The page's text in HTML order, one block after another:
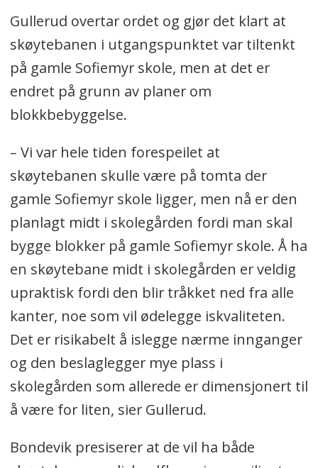
Gullerud overtar ordet og gjør det klart at
skøytebanen i utgangspunktet var tiltenkt
på gamle Sofiemyr skole, men at det er
endret på grunn av planer om
blokkbebyggelse.
– Vi var hele tiden forespeilet at
skøytebanen skulle være på tomta der
gamle Sofiemyr skole ligger, men nå er den
planlagt midt i skolegården fordi man skal
bygge blokker på gamle Sofiemyr skole. Å ha
en skøytebane midt i skolegården er veldig
upraktisk fordi den blir tråkket ned fra alle
kanter, noe som vil ødelegge iskvaliteten.
Det er risikabelt å islegge nærme innganger
og den beslaglegger mye plass i
skolegården som allerede er dimensjonert til
å være for liten, sier Gullerud.
Bondevik presiserer at de vil ha både